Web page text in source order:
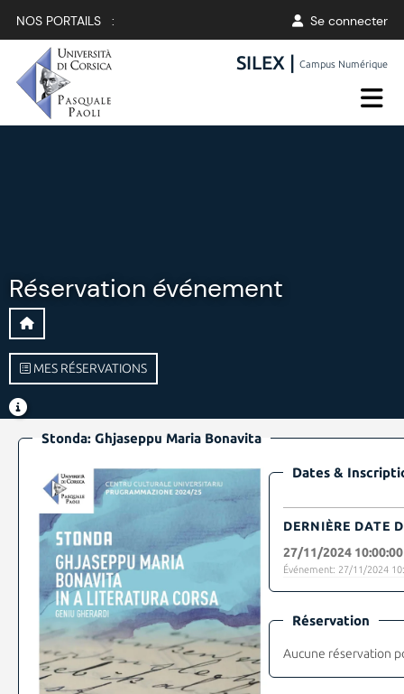
NOS PORTAILS : Se connecter
SILEX |Campus Numérique
Réservation événement
MES RÉSERVATIONS
Stonda: Ghjaseppu Maria Bonavita
Dates &
DERNIÈRE DATE
27/11/2024 10:00:00
Événement: 27/11/2024
Réservation
Aucune réservation